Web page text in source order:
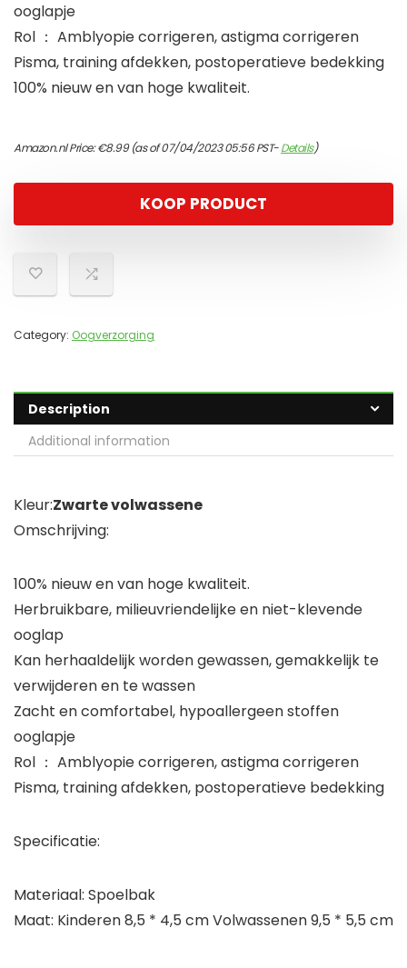
ooglapje
Rol ： Amblyopie corrigeren, astigma corrigeren
Pisma, training afdekken, postoperatieve bedekking
100% nieuw en van hoge kwaliteit.
Amazon.nl Price:€8.99(as of 07/04/2023 05:56 PST-Details)
KOOP PRODUCT
Category: Oogverzorging
Description
Additional information
Kleur:Zwarte volwassene
Omschrijving:
100% nieuw en van hoge kwaliteit.
Herbruikbare, milieuvriendelijke en niet-klevende
ooglap
Kan herhaaldelijk worden gewassen, gemakkelijk te
verwijderen en te wassen
Zacht en comfortabel, hypoallergeen stoffen
ooglapje
Rol ： Amblyopie corrigeren, astigma corrigeren
Pisma, training afdekken, postoperatieve bedekking
Specificatie:
Materiaal: Spoelbak
Maat: Kinderen 8,5 * 4,5 cm Volwassenen 9,5 * 5,5 cm